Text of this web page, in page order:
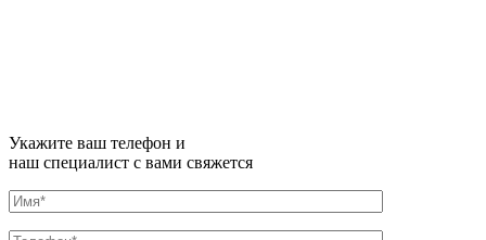
Укажите ваш телефон и
наш специалист с вами свяжется